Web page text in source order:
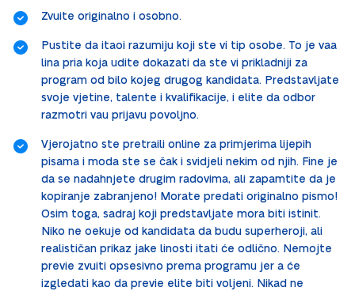
Zvuite originalno i osobno.
Pustite da itaoi razumiju koji ste vi tip osobe. To je vaa
lina pria koja udite dokazati da ste vi prikladniji za
program od bilo kojeg drugog kandidata. Predstavljate
svoje vjetine, talente i kvalifikacije, i elite da odbor
razmotri vau prijavu povoljno.
Vjerojatno ste pretraili online za primjerima lijepih
pisama i moda ste se čak i svidjeli nekim od njih. Fine je
da se nadahnjete drugim radovima, ali zapamtite da je
kopiranje zabranjeno! Morate predati originalno pismo!
Osim toga, sadraj koji predstavljate mora biti istinit.
Niko ne oekuje od kandidata da budu superheroji, ali
realističan prikaz jake linosti itati će odlično. Nemojte
previe zvuiti opsesivno prema programu jer a će
izgledati kao da previe elite biti voljeni. Nikad ne